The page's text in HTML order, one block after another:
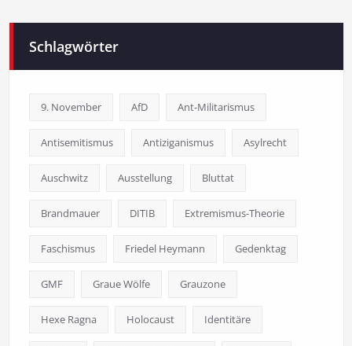
Schlagwörter
9. November AfD Ant-Militarismus
Antisemitismus Antiziganismus Asylrecht
Auschwitz Ausstellung Bluttat
Brandmauer DITIB Extremismus-Theorie
Faschismus Friedel Heymann Gedenktag
GMF Graue Wölfe Grauzone
Hexe Ragna Holocaust Identitäre